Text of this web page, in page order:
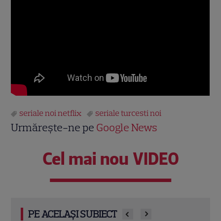
seriale noi netflix seriale turcesti noi
Urmărește-ne pe Google News
Cel mai nou VIDEO
PE ACELAȘI SUBIECT